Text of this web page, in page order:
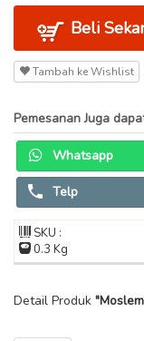
Beli
Tambah ke Wishlist
Pemesanan Juga
Whatsapp
Telp
SKU :
0.3 Kg
Detail Produk